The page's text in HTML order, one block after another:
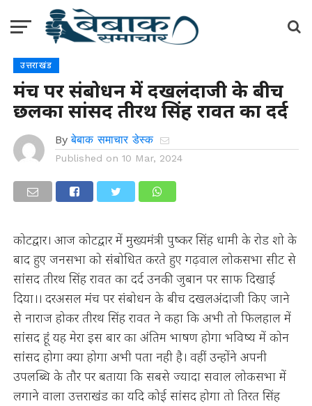
उत्तराखंड
मंच पर संबोधन में दखलंदाजी के बीच
छलका सांसद तीरथ सिंह रावत का दर्द
By बेबाक समाचार डेस्क
Published on 10 Mar, 2024
कोटद्वार। आज कोटद्वार में मुख्यमंत्री पुष्कर सिंह धामी के रोड शो के
बाद हुए जनसभा को संबोधित करते हुए गढ़वाल लोकसभा सीट से
सांसद तीरथ सिंह रावत का दर्द उनकी जुबान पर साफ दिखाई
दिया।। दरअसल मंच पर संबोधन के बीच दखलअंदाजी किए जाने
से नाराज होकर तीरथ सिंह रावत ने कहा कि अभी तो फिलहाल में
सांसद हूं यह मेरा इस बार का अंतिम भाषण होगा भविष्य में कोन
सांसद होगा क्या होगा अभी पता नही है। वहीं उन्होंने अपनी
उपलब्धि के तौर पर बताया कि सबसे ज्यादा सवाल लोकसभा में
लगाने वाला उत्तराखंड का यदि कोई सांसद होगा तो तिरत सिंह